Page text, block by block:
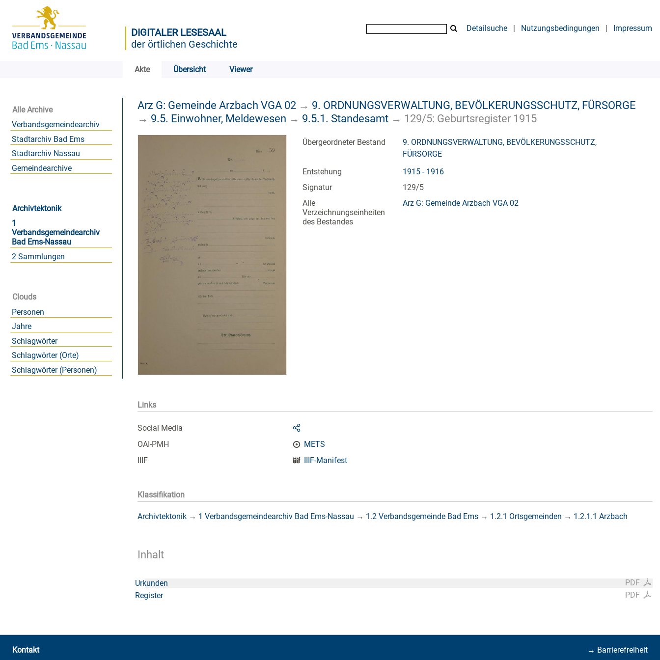
DIGITALER LESESAAL
der örtlichen Geschichte
Detailsuche | Nutzungsbedingungen | Impressum
Akte Übersicht Viewer
Alle Archive
Verbandsgemeindearchiv
Stadtarchiv Bad Ems
Stadtarchiv Nassau
Gemeindearchive
Archivtektonik
1
Verbandsgemeindearchiv
Bad Ems-Nassau
2 Sammlungen
Clouds
Personen
Jahre
Schlagwörter
Schlagwörter (Orte)
Schlagwörter (Personen)
Arz G: Gemeinde Arzbach VGA 02 → 9. ORDNUNGSVERWALTUNG, BEVÖLKERUNGSSCHUTZ, FÜRSORGE
→ 9.5. Einwohner, Meldewesen → 9.5.1. Standesamt → 129/5: Geburtsregister 1915
Übergeordneter Bestand
9. ORDNUNGSVERWALTUNG, BEVÖLKERUNGSSCHUTZ,
FÜRSORGE
Entstehung
1915 - 1916
Signatur
129/5
Alle
Verzeichnungseinheiten
des Bestandes
Arz G: Gemeinde Arzbach VGA 02
Links
Social Media
OAI-PMH
METS
IIIF
IIIF-Manifest
Klassifikation
Archivtektonik → 1 Verbandsgemeindearchiv Bad Ems-Nassau → 1.2 Verbandsgemeinde Bad Ems → 1.2.1 Ortsgemeinden → 1.2.1.1 Arzbach
Inhalt
PDF
Urkunden
PDF
Register
→ Barrierefreiheit
Kontakt